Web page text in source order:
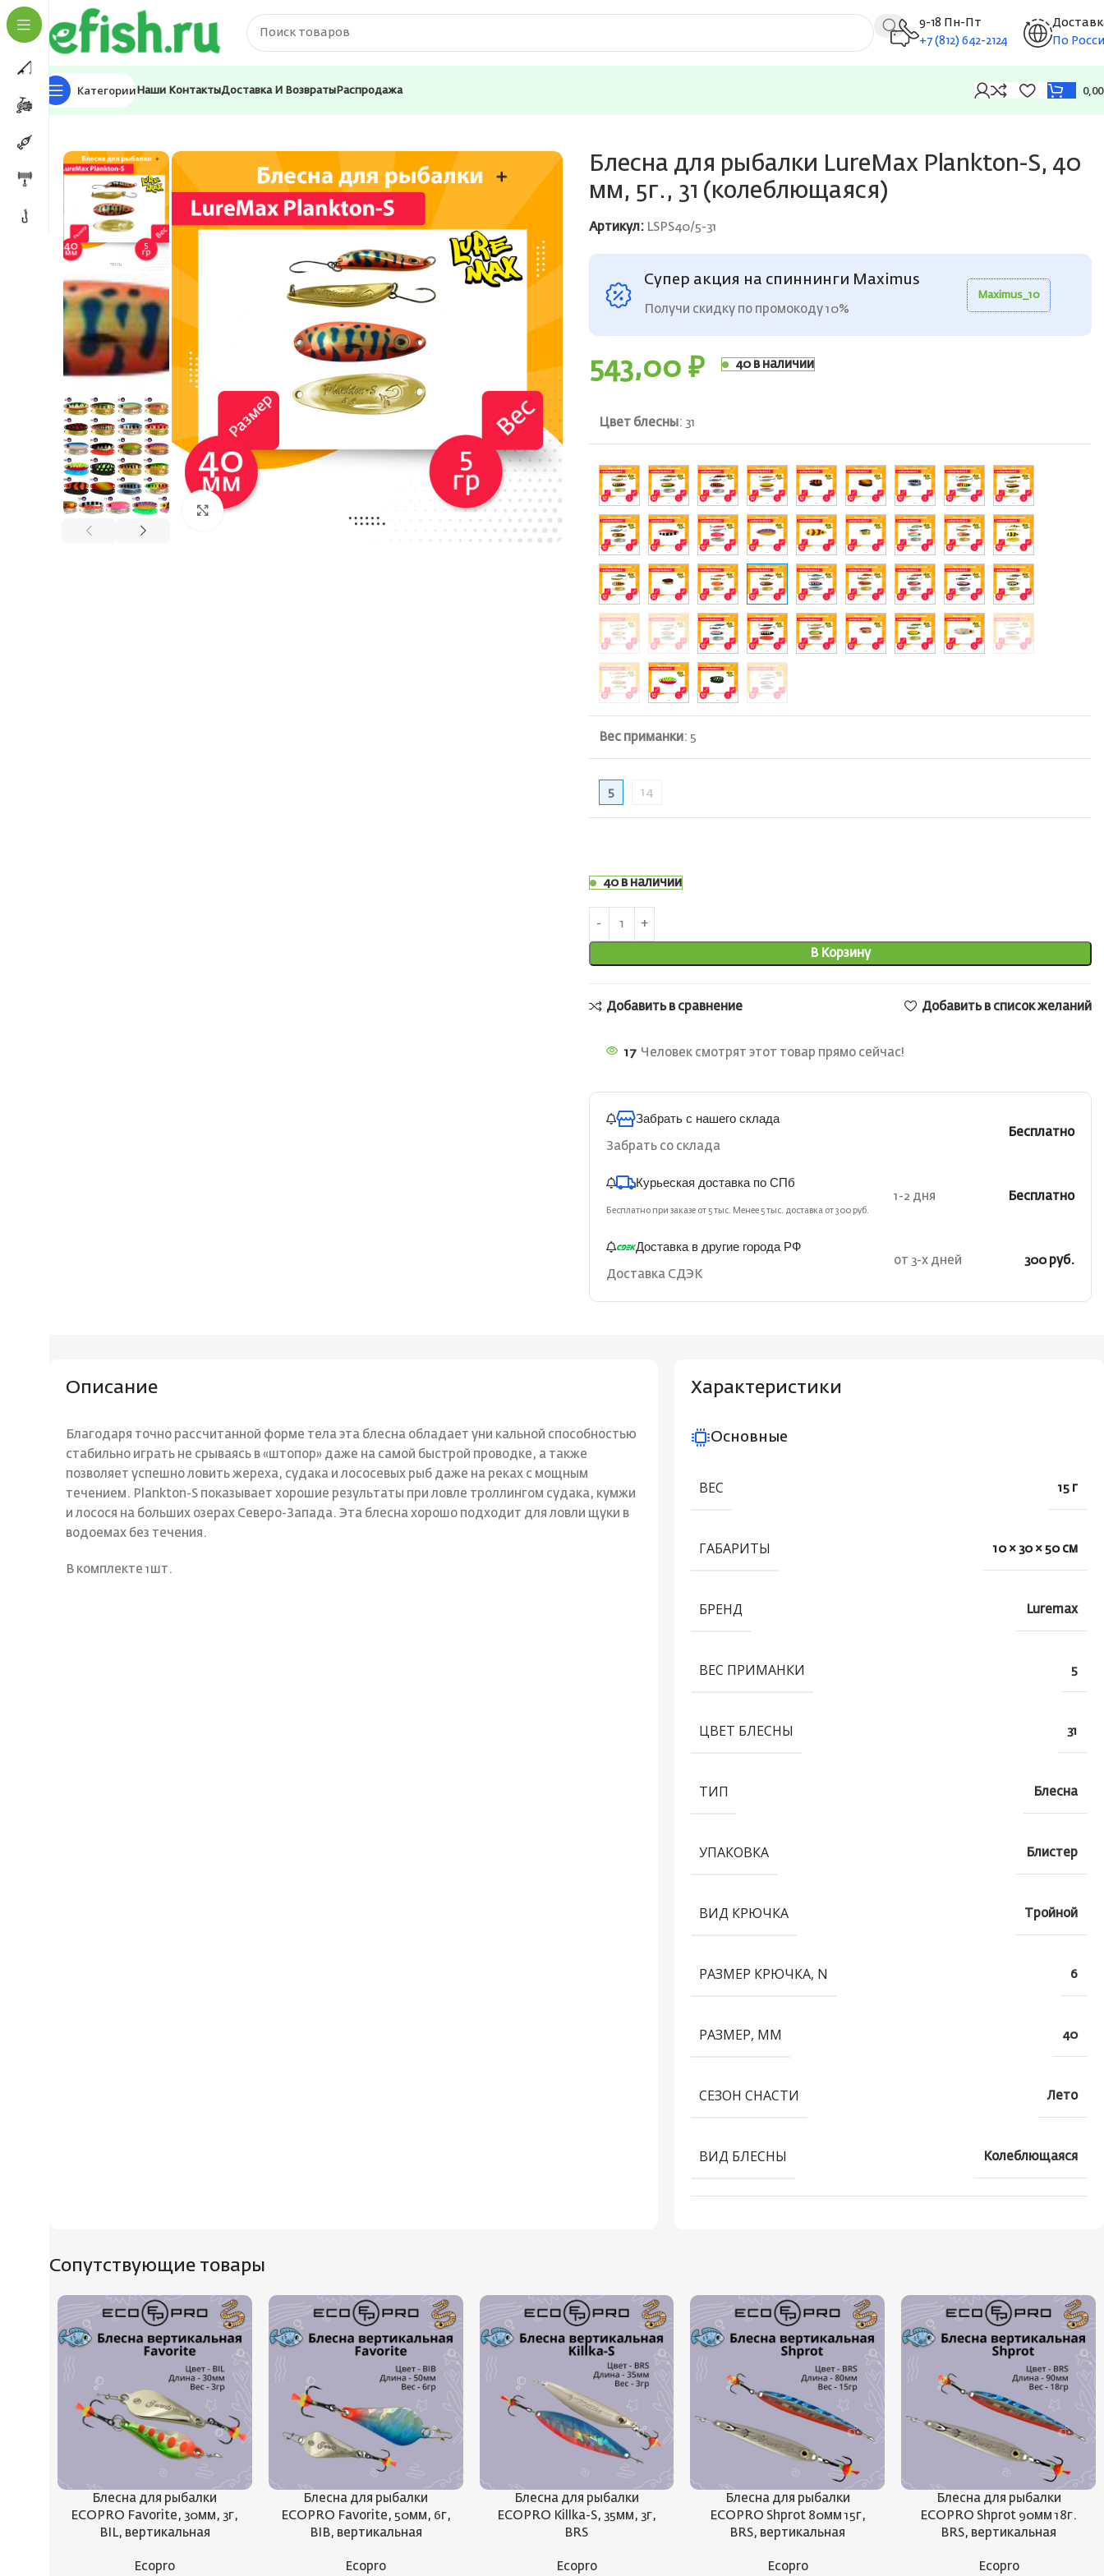
9-18 Пн-Пт
+7 (812) 642-2124
По
Категории Наши КонтактыДоставка И Возвраты Распродажа
Главная Приманки
Нажмите, чтобы увеличить
Блесна для рыбалки LureMax Plankton-S, 40
мм, 5г., 31 (колеблющаяся)
Артикул: LSPS40/5-31
Супер акция на спиннинги Maximus
Получи скидку по промокоду 10%
Maximus_10
543,00 ₽ 40 в наличии
Цвет блесны: 31
Вес приманки: 5
5 14
40 в наличии
В Корзину
Добавить в сравнение Добавить в список желаний
17 Человек смотрят этот товар прямо сейчас!
Забрать с нашего склада
Забрать со склада
Бесплатно
Курьеская доставка по СПб
Бесплатно при заказе от 5 тыс. Менее 5 тыс. доставка от 300 руб.
1-2 дня Бесплатно
Доставка в другие города РФ
Доставка СДЭК
от 3-х дней 300 руб.
Описание
Благодаря точно рассчитанной форме тела эта блесна обладает уни кальной способностью
стабильно играть не срываясь в «штопор» даже на самой быстрой проводке, а также
позволяет успешно ловить жереха, судака и лососевых рыб даже на реках с мощным
течением. Plankton-S показывает хорошие результаты при ловле троллингом судака, кумжи
и лосося на больших озерах Северо-Запада. Эта блесна хорошо подходит для ловли щуки в
водоемах без течения.
В комплекте 1шт.
Характеристики
Основные
ВЕС 15 г
ГАБАРИТЫ 10 × 30 × 50 см
БРЕНД Luremax
ВЕС ПРИМАНКИ 5
ЦВЕТ БЛЕСНЫ 31
ТИП Блесна
УПАКОВКА Блистер
ВИД КРЮЧКА Тройной
РАЗМЕР КРЮЧКА, N 6
РАЗМЕР, ММ 40
СЕЗОН СНАСТИ Лето
ВИД БЛЕСНЫ Колеблющаяся
Сопутствующие товары
Блесна для рыбалки
ECOPRO Favorite, 30мм, 3г,
BIL, вертикальная
Ecopro
Блесна для рыбалки
ECOPRO Favorite, 50мм, 6г,
BIB, вертикальная
Ecopro
Блесна для рыбалки
ECOPRO Killka-S, 35мм, 3г,
BRS
Ecopro
Блесна для рыбалки
ECOPRO Shprot 80мм 15г,
BRS, вертикальная
Ecopro
Блесна для рыбалки
ECOPRO Shprot 90мм 18г.
BRS, вертикальная
Ecopro